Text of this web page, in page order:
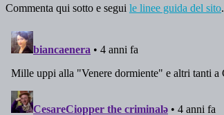
Commenta qui sotto e segui le linee guida del sito.